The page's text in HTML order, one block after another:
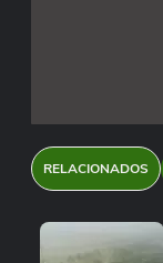
RELACIONADOS